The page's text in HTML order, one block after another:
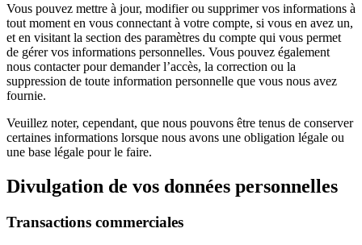
Vous pouvez mettre à jour, modifier ou supprimer vos informations à
tout moment en vous connectant à votre compte, si vous en avez un,
et en visitant la section des paramètres du compte qui vous permet
de gérer vos informations personnelles. Vous pouvez également
nous contacter pour demander l’accès, la correction ou la
suppression de toute information personnelle que vous nous avez
fournie.
Veuillez noter, cependant, que nous pouvons être tenus de conserver
certaines informations lorsque nous avons une obligation légale ou
une base légale pour le faire.
Divulgation de vos données personnelles
Transactions commerciales